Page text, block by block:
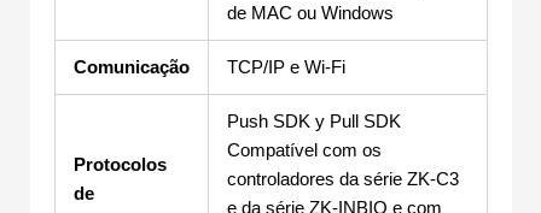
de MAC ou Windows
Comunicação TCP/IP e Wi-Fi
Protocolos
de
Push SDK y Pull SDK
Compatível com os
controladores da série ZK-C3
e da série ZK-INBIO e com